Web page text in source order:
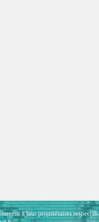
à leur propriétaires respectifs